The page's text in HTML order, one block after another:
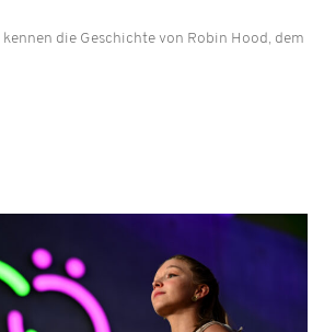
kennen die Geschichte von Robin Hood, dem